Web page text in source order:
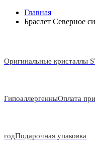
Главная
Браслет Северное
Оригинальные кристаллы
ГипоаллергенныОплата
годПодарочная упаковка